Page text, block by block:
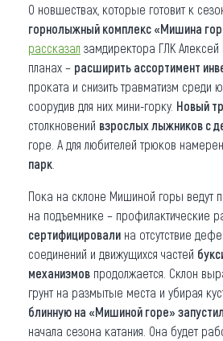
О новшествах, которые готовит к
горнолыжный комплекс «Мишина
рассказал замдиректора ГЛК
планах – расширить ассортимент
проката и снизить травматизм среди
соорудив для них мини-горку. Новый
столкновений взрослых лыжников с
горе. А для любителей трюков
парк
Пока на склоне Мишиной горы ведут
на подъемнике – профилактические
сертифицировали на отсутствие
соединений и движущихся частей
механизмов продолжается. Склон
грунт на размытые места и убирая
блинную на «Мишиной горе»
начала сезона катания. Она будет